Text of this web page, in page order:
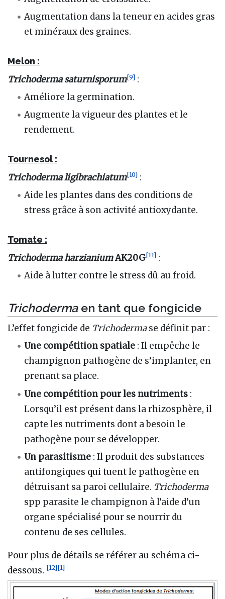
Augmentation dans la teneur en acides gras
et minéraux des graines.
Melon :
Trichoderma saturnisporum[9] :
Améliore la germination.
Augmente la vigueur des plantes et le
rendement.
Tournesol :
Trichoderma ligibrachiatum[10] :
Aide les plantes dans des conditions de
stress grâce à son activité antioxydante.
Tomate :
Trichoderma harzianiumAK20G[11] :
Aide à lutter contre le stress dû au froid.
Trichodermaen tant que fongicide
L’effet fongicide de Trichodermase définit par :
Une compétition spatiale : Il empêche le
champignon pathogène de s’implanter, en
prenant sa place.
Une compétition pour les nutriments :
Lorsqu’il est présent dans la rhizosphère, il
capte les nutriments dont a besoin le
pathogène pour se développer.
Un parasitisme : Il produit des substances
antifongiques qui tuent le pathogène en
détruisant sa paroi cellulaire. Trichoderma
spp parasite le champignon à l’aide d’un
organe spécialisé pour se nourrir du
contenu de ses cellules.
Pour plus de détails se référer au schéma ci-
dessous. [12][1]